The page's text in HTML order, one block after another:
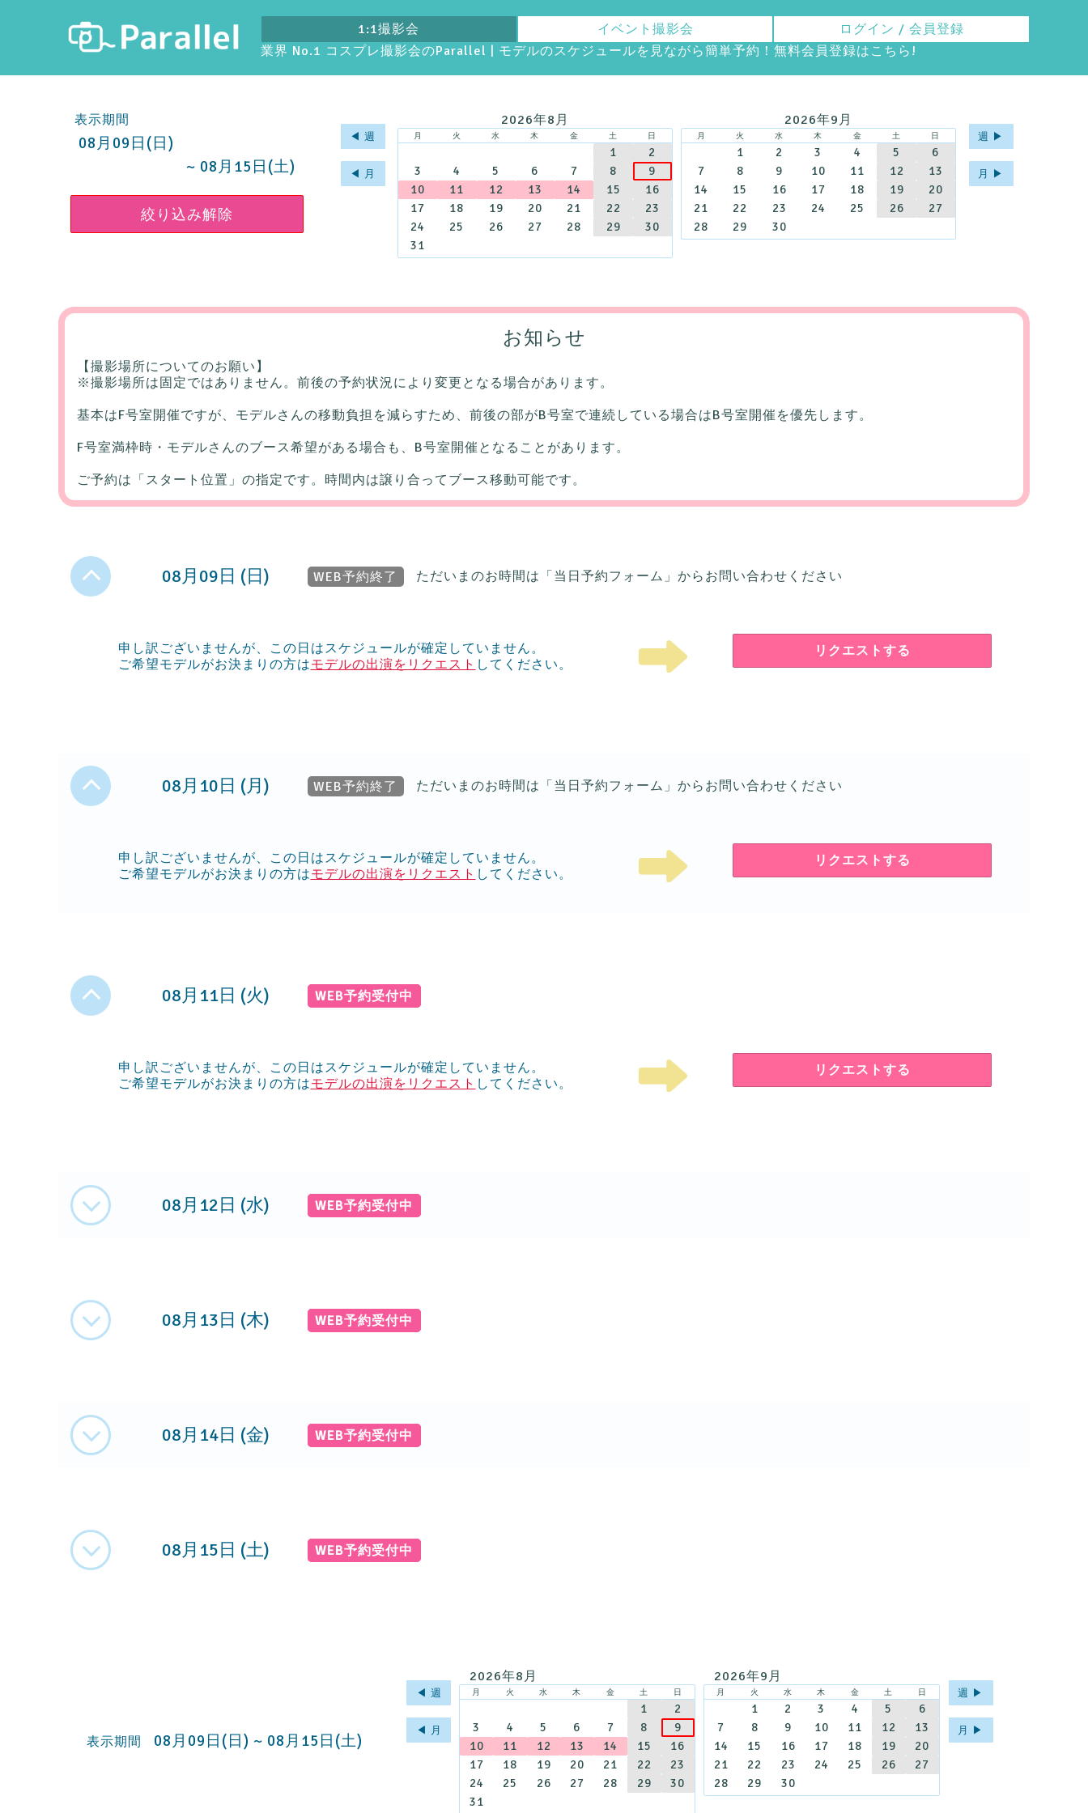
1:1撮影会 イベント撮影会
ログイン / 会員登録
業界 No.1 コスプレ撮影会のParallel | モデルのスケジュールを見ながら簡単予約！無料会員登録は こちら !
表示期間
08月09日(日)
~ 08月15日(土)
◀︎ 週
◀︎ 月
2026年8月
月 火 水 木 金 土 日
1
2
3
4 5 6 7 8
9
10
11 12 13 14 15
16
17
18 19 20 21 22
23
24
25 26 27 28 29
30
31
2026年9月
月 火 水 木 金 土 日
1 2 3 4 5
6
7
8 9 10 11 12
13
14
15 16 17 18 19
20
21
22 23 24 25 26
27
28
29 30
週 ▶︎
月 ▶︎
お知らせ
【撮影場所についてのお願い】
※撮影場所は固定ではありません。前後の予約状況により変更となる場合があります。
基本はF号室開催ですが、モデルさんの移動負担を減らすため、前後の部がB号室で連続している場合はB号室開催を優先します。
F号室満枠時・モデルさんのブース希望がある場合も、B号室開催となることがあります。
ご予約は「スタート位置」の指定です。時間内は譲り合ってブース移動可能です。
08月09日 (日) WEB予約終了 ただいまのお時間は「当日予約フォーム」からお問い合わせください
申し訳ございませんが、この日はスケジュールが確定していません。
ご希望モデルがお決まりの方はモデルの出演をリクエスト してください。
リクエストする
08月10日 (月) WEB予約終了 ただいまのお時間は「当日予約フォーム」からお問い合わせください
申し訳ございませんが、この日はスケジュールが確定していません。
ご希望モデルがお決まりの方はモデルの出演をリクエスト してください。
リクエストする
08月11日 (火) WEB予約受付中
申し訳ございませんが、この日はスケジュールが確定していません。
ご希望モデルがお決まりの方はモデルの出演をリクエスト してください。
リクエストする
08月12日 (水) WEB予約受付中
08月13日 (木) WEB予約受付中
08月14日 (金) WEB予約受付中
08月15日 (土) WEB予約受付中
表示期間 08月09日(日) ~ 08月15日(土)
◀︎ 週
◀︎ 月
2026年8月
月 火 水 木 金 土 日
1
2
3
4 5 6 7 8
9
10
11 12 13 14 15
16
17
18 19 20 21 22
23
24
25 26 27 28 29
30
31
2026年9月
月 火 水 木 金 土 日
1 2 3 4 5
6
7
8 9 10 11 12
13
14
15 16 17 18 19
20
21
22 23 24 25 26
27
28
29 30
週 ▶︎
月 ▶︎